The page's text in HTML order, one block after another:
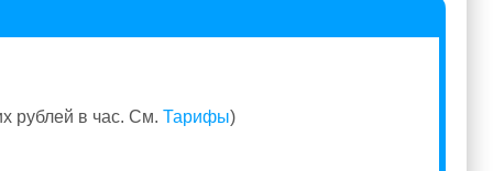
рублей в час. См. Тарифы)